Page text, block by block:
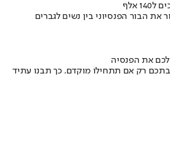
את הבור הפנסיוני בין נשים לגברים
לכם את הפנסיה
רק אם תתחילו מוקדם. כך תבנו עתיד